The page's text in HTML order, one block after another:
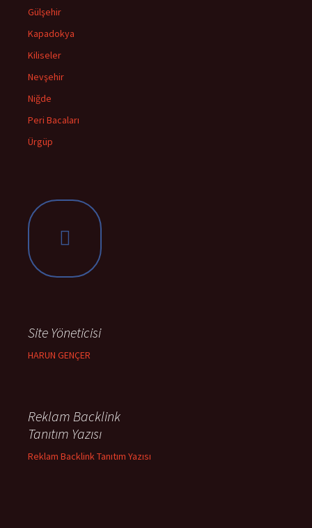
Gülşehir
Kapadokya
Kiliseler
Nevşehir
Niğde
Peri Bacaları
Ürgüp
Site Yöneticisi
HARUN GENÇER
Reklam Backlink
Tanıtım Yazısı
Reklam Backlink Tanıtım Yazısı